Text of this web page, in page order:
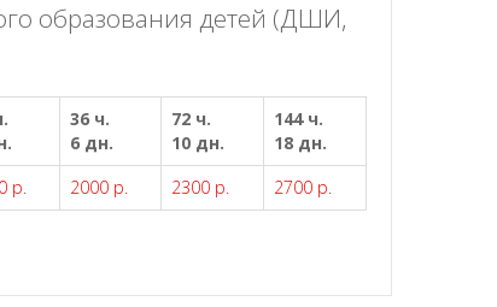
образования детей (ДШИ,
36 ч.
6 дн.
72 ч.
10 дн.
144 ч.
18 дн.
р. 2000 р. 2300 р. 2700 р.